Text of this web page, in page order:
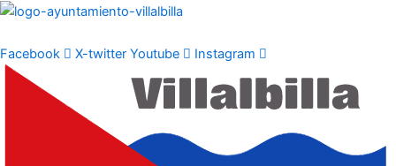
Ir
contenido
Facebook X-twitter Youtube Instagram